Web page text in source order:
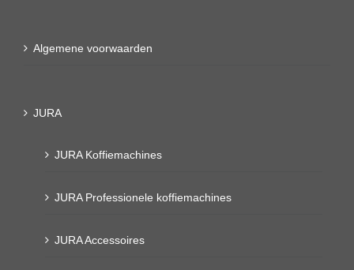
Algemene voorwaarden
JURA
JURA Koffiemachines
JURA Professionele koffiemachines
JURA Accessoires